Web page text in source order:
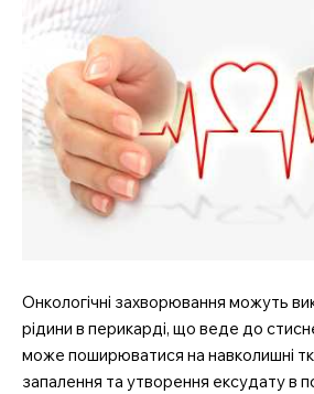
Онкологічні захворювання можуть
рідини в перикарді, що веде до
може поширюватися на навколишні
запалення та утворення ексудату в